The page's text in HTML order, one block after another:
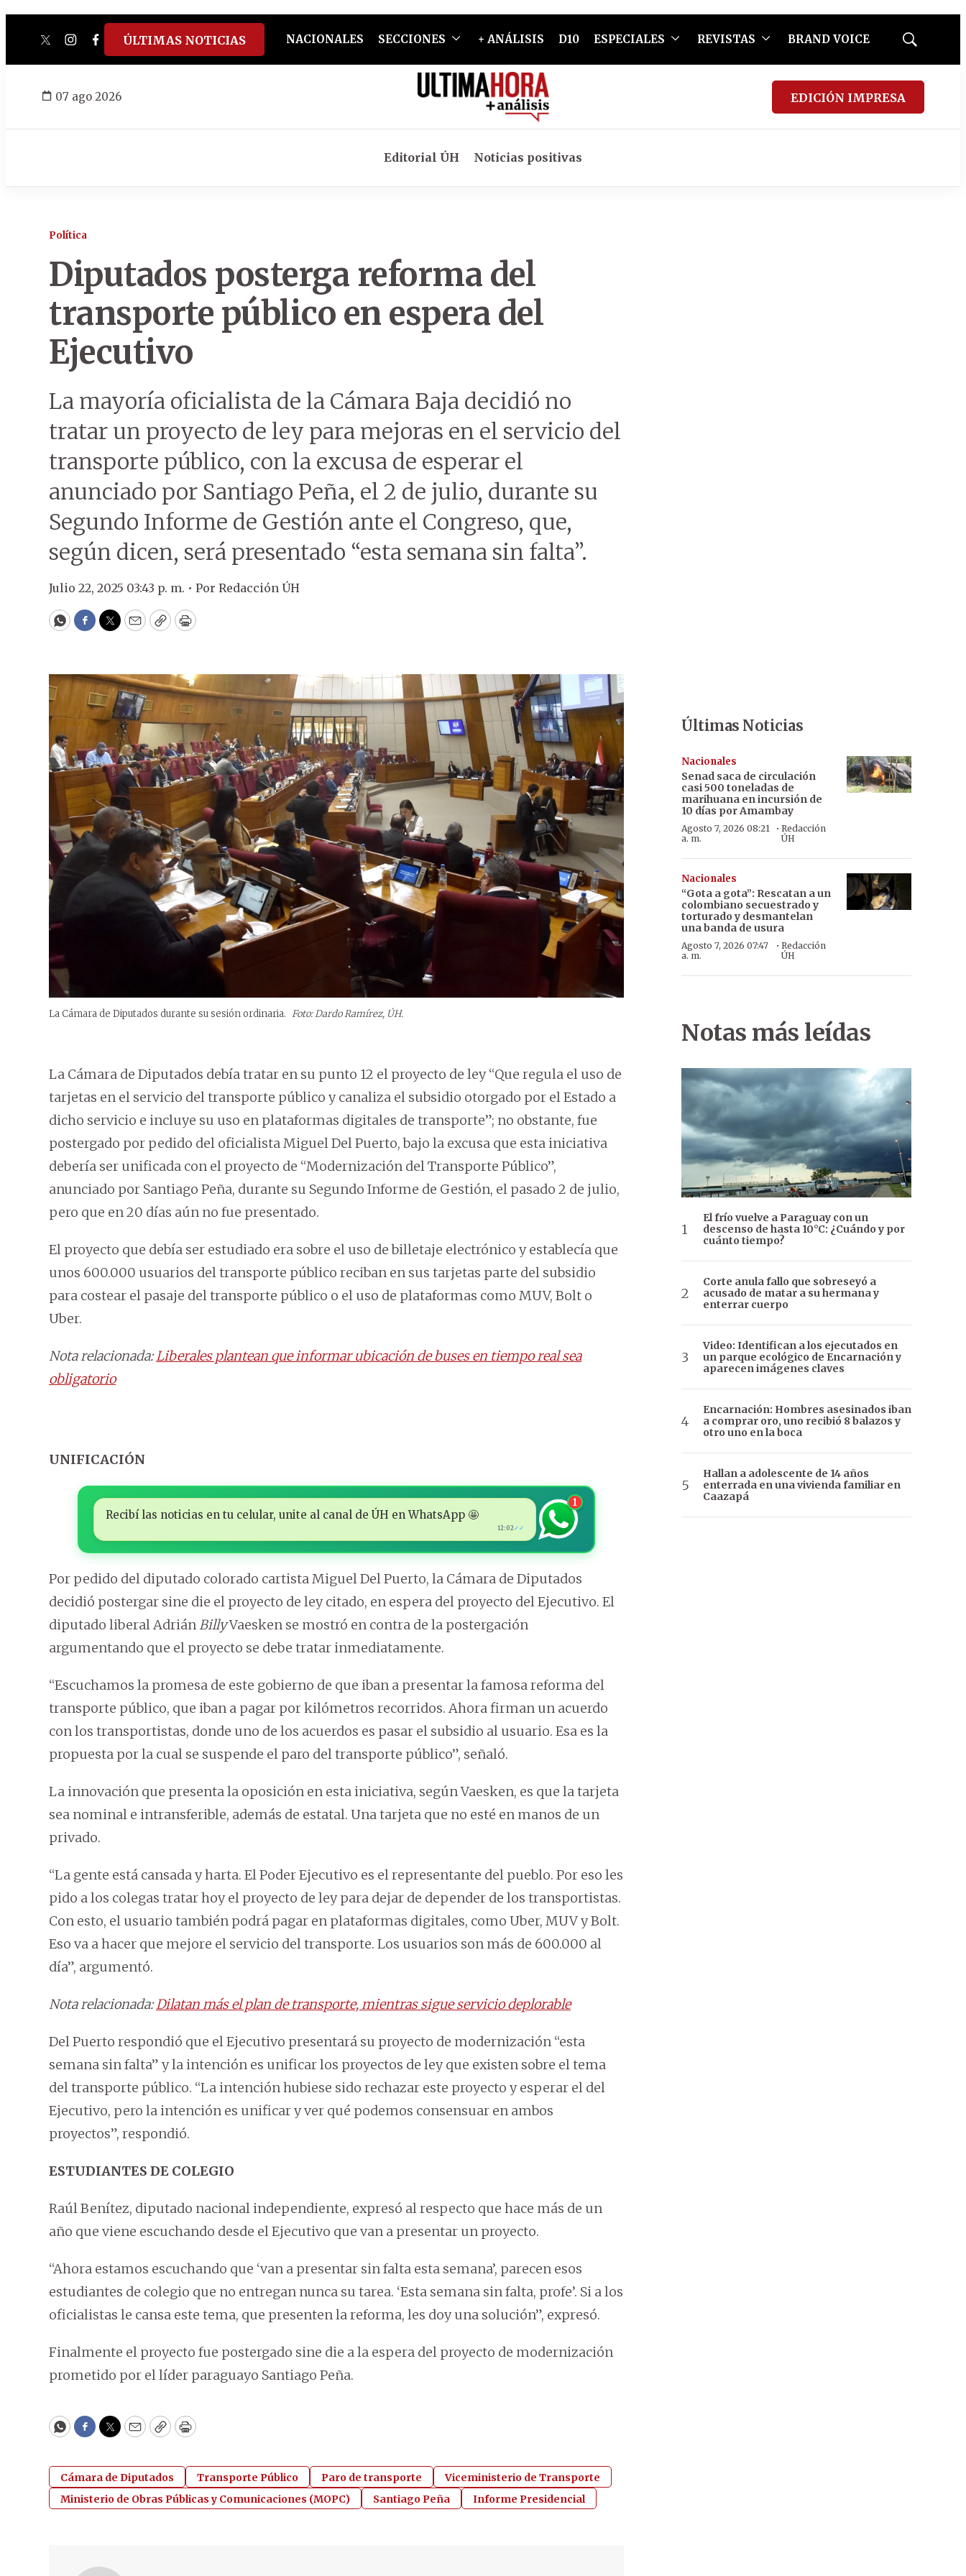
twitterinstagram
facebook
tiktokyoutube
spotify
ÚLTIMAS NOTICIAS NACIONALES SECCIONES + ANÁLISIS D10 ESPECIALES REVISTAS BRAND VOICE
Mostrar
07 ago 2026 EDICIÓN IMPRESA
Editorial ÚH Noticias positivas
Política
Diputados posterga reforma del
transporte público en espera del
Ejecutivo
La mayoría oficialista de la Cámara Baja decidió no
tratar un proyecto de ley para mejoras en el servicio del
transporte público, con la excusa de esperar el
anunciado por Santiago Peña, el 2 de julio, durante su
Segundo Informe de Gestión ante el Congreso, que,
según dicen, será presentado “esta semana sin falta”.
Julio 22, 2025 03:43 p. m. • Por Redacción ÚH
WhatsApp
Facebook
Twitter
EmailCopyPrint
La Cámara de Diputados durante su sesión ordinaria. Foto: Dardo Ramírez, ÚH.
La Cámara de Diputados debía tratar en su punto 12 el proyecto de ley “Que regula el uso de
tarjetas en el servicio del transporte público y canaliza el subsidio otorgado por el Estado a
dicho servicio e incluye su uso en plataformas digitales de transporte”; no obstante, fue
postergado por pedido del oficialista Miguel Del Puerto, bajo la excusa que esta iniciativa
debería ser unificada con el proyecto de “Modernización del Transporte Público”,
anunciado por Santiago Peña, durante su Segundo Informe de Gestión, el pasado 2 de julio,
pero que en 20 días aún no fue presentado.
El proyecto que debía ser estudiado era sobre el uso de billetaje electrónico y establecía que
unos 600.000 usuarios del transporte público reciban en sus tarjetas parte del subsidio
para costear el pasaje del transporte público o el uso de plataformas como MUV, Bolt o
Uber.
Nota relacionada:Liberales plantean que informar ubicación de buses en tiempo real sea
obligatorio
UNIFICACIÓN
Recibí las noticias en tu celular, unite al canal de ÚH en WhatsApp 🤩
12:02✓✓
1
Por pedido del diputado colorado cartista Miguel Del Puerto, la Cámara de Diputados
decidió postergar sine die el proyecto de ley citado, en espera del proyecto del Ejecutivo. El
diputado liberal AdriánBillyVaesken se mostró en contra de la postergación
argumentando que el proyecto se debe tratar inmediatamente.
“Escuchamos la promesa de este gobierno de que iban a presentar la famosa reforma del
transporte público, que iban a pagar por kilómetros recorridos. Ahora firman un acuerdo
con los transportistas, donde uno de los acuerdos es pasar el subsidio al usuario. Esa es la
propuesta por la cual se suspende el paro del transporte público”, señaló.
La innovación que presenta la oposición en esta iniciativa, según Vaesken, es que la tarjeta
sea nominal e intransferible, además de estatal. Una tarjeta que no esté en manos de un
privado.
“La gente está cansada y harta. El Poder Ejecutivo es el representante del pueblo. Por eso les
pido a los colegas tratar hoy el proyecto de ley para dejar de depender de los transportistas.
Con esto, el usuario también podrá pagar en plataformas digitales, como Uber, MUV y Bolt.
Eso va a hacer que mejore el servicio del transporte. Los usuarios son más de 600.000 al
día”, argumentó.
Nota relacionada:Dilatan más el plan de transporte, mientras sigue servicio deplorable
Del Puerto respondió que el Ejecutivo presentará su proyecto de modernización “esta
semana sin falta” y la intención es unificar los proyectos de ley que existen sobre el tema
del transporte público. “La intención hubiese sido rechazar este proyecto y esperar el del
Ejecutivo, pero la intención es unificar y ver qué podemos consensuar en ambos
proyectos”, respondió.
ESTUDIANTES DE COLEGIO
Raúl Benítez, diputado nacional independiente, expresó al respecto que hace más de un
año que viene escuchando desde el Ejecutivo que van a presentar un proyecto.
“Ahora estamos escuchando que ‘van a presentar sin falta esta semana’, parecen esos
estudiantes de colegio que no entregan nunca su tarea. ‘Esta semana sin falta, profe’. Si a los
oficialistas le cansa este tema, que presenten la reforma, les doy una solución”, expresó.
Finalmente el proyecto fue postergado sine die a la espera del proyecto de modernización
prometido por el líder paraguayo Santiago Peña.
WhatsApp
Facebook
Twitter
EmailCopyPrint
Cámara de Diputados Transporte Público Paro de transporte
Viceministerio de Transporte
Ministerio de Obras Públicas y Comunicaciones (MOPC)
Santiago Peña Informe Presidencial
Últimas Noticias
Nacionales
Senad saca de circulación
casi 500 toneladas de
marihuana en incursión de
10 días por Amambay
Agosto 7, 2026 08:21
a. m.
·Redacción
ÚH
Nacionales
“Gota a gota”: Rescatan a un
colombiano secuestrado y
torturado y desmantelan
una banda de usura
Agosto 7, 2026 07:47
a. m.
· Redacción
ÚH
Notas más leídas
El frío vuelve a Paraguay con un
descenso de hasta 10°C: ¿Cuándo y por
cuánto tiempo?
Corte anula fallo que sobreseyó a
acusado de matar a su hermana y
enterrar cuerpo
Video: Identifican a los ejecutados en
un parque ecológico de Encarnación y
aparecen imágenes claves
Encarnación: Hombres asesinados iban
a comprar oro, uno recibió 8 balazos y
otro uno en la boca
Hallan a adolescente de 14 años
enterrada en una vivienda familiar en
Caazapá